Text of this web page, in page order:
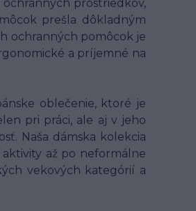
prostriedkov,
prešla dôkladným
ochranných pomôcok je
a príjemné na
oblečenie, ktoré je
pri práci, ale aj v jeho
Naša dámska kolekcia
až po neformálne
vekových kategórií a